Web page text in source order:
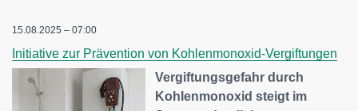
15.08.2025 – 07:00
Initiative zur Prävention von Kohlenmonoxid-Vergiftungen
Vergiftungsgefahr durch
Kohlenmonoxid steigt im